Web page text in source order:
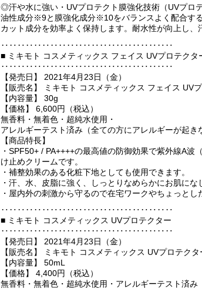
◎汗や水に強い・UVプロテクト膜強化技術（UVプロテ
油性成分※9と膜強化成分※10をバランスよく配合す
カット成分を効率よく保持します。耐水性が向上し、
‥‥‥‥‥‥‥‥‥‥‥‥‥‥‥‥‥‥‥‥‥
■ ミキモト コスメティックス フェイス UVプロテクタ
‥‥‥‥‥‥‥‥‥‥‥‥‥‥‥‥‥‥‥‥‥
【発売日】 2021年4月23日（金）
【販売名】 ミキモト コスメティックス フェイス UV
【内容量】 30g
【価格】 6,600円（税込）
無香料・無着色・超純水使用・
アレルギーテスト済み（全ての方にアレルギーが起き
【商品特長】
・SPF50+ / PA++++の最高値の防御効果で紫外線A
け止めクリームです。
・補整効果のある化粧下地としても使用できます。
・汗、水、皮脂に強く、しっとりなめらかにお肌にな
・屋内外の刺激から守るので在宅ワークやちょっとし
‥‥‥‥‥‥‥‥‥‥‥‥‥‥‥‥‥‥‥‥‥
■ ミキモト コスメティックス UVプロテクター
‥‥‥‥‥‥‥‥‥‥‥‥‥‥‥‥‥‥‥‥‥
【発売日】 2021年4月23日（金）
【販売名】 ミキモト コスメティックス UVプロテクタ
【内容量】 50mL
【価格】 4,400円（税込）
無香料・無着色・超純水使用・アレルギーテスト済